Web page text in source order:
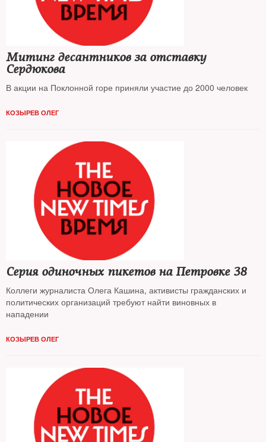
Митинг десантников за отставку
Сердюкова
В акции на Поклонной горе приняли участие до 2000 человек
КОЗЫРЕВ ОЛЕГ
Серия одиночных пикетов на Петровке 38
Коллеги журналиста Олега Кашина, активисты гражданских и
политических организаций требуют найти виновных в
нападении
КОЗЫРЕВ ОЛЕГ